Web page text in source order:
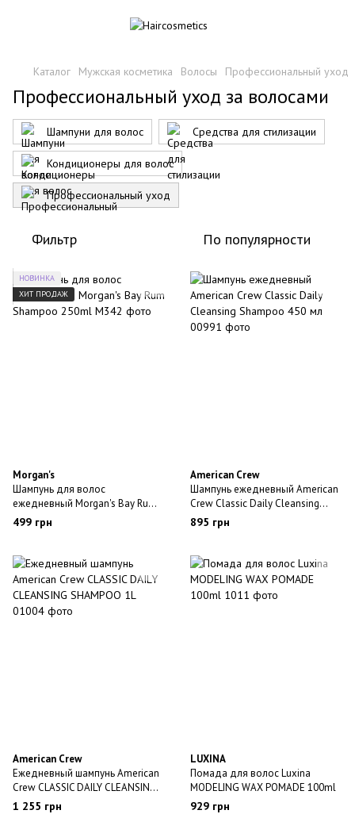
Каталог Мужская косметика Волосы Профессиональный уход
Профессиональный уход за волосами
Шампуни для волос Средства для стилизации
Кондиционеры для волос
Профессиональный уход
Фильтр По популярности
НОВИНКА
ХИТ ПРОДАЖ
Morgan's
Шампунь для волос
ежедневный Morgan's Bay Rum
Shampoo 250ml
499 грн
American Crew
Шампунь ежедневный American
Crew Classic Daily Cleansing
Shampoo 450 мл
895 грн
American Crew
Ежедневный шампунь American
Crew CLASSIC DAILY CLEANSING
SHAMPOO 1L
1 255 грн
LUXINA
Помада для волос Luxina
MODELING WAX POMADE 100ml
929 грн